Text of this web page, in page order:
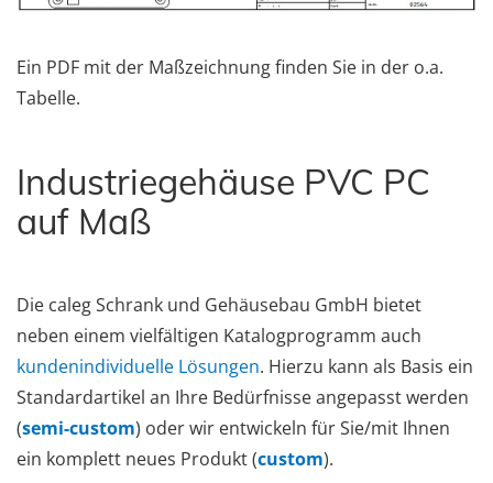
Ein PDF mit der Maßzeichnung finden Sie in der o.a.
Tabelle.
Industriegehäuse PVC PC
auf Maß
Die caleg Schrank und Gehäusebau GmbH bietet
neben einem vielfältigen Katalogprogramm auch
kundenindividuelle Lösungen. Hierzu kann als Basis ein
Standardartikel an Ihre Bedürfnisse angepasst werden
(semi-custom) oder wir entwickeln für Sie/mit Ihnen
ein komplett neues Produkt (custom).